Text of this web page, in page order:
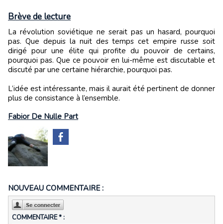
Brève de lecture
La révolution soviétique ne serait pas un hasard, pourquoi
pas. Que depuis la nuit des temps cet empire russe soit
dirigé pour une élite qui profite du pouvoir de certains,
pourquoi pas. Que ce pouvoir en lui-même est discutable et
discuté par une certaine hiérarchie, pourquoi pas.
L’idée est intéressante, mais il aurait été pertinent de donner
plus de consistance à l’ensemble.
Fabior De Nulle Part
NOUVEAU COMMENTAIRE :
COMMENTAIRE * :